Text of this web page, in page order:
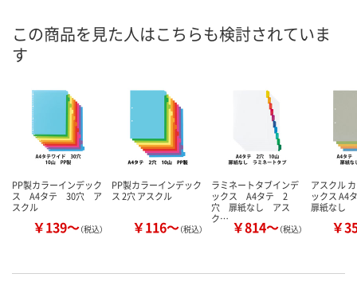
8月10日（月）
この商品を見た人はこちらも検討されていま
す
PP製カラーインデック
ス A4タテ 30穴 ア
スクル
￥139～（税込）
PP製カラーインデック
ス 2穴 アスクル
￥116～（税込）
ラミネートタブインデ
ックス A4タテ 2
穴 扉紙なし アス
ク… ￥814～（税込）
アスクル
ックス A4
扉紙なし
￥